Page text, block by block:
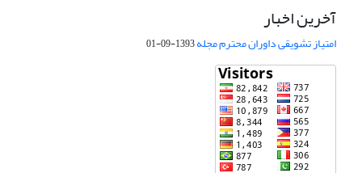
آخرین اخبار
امتیاز تشویقی داوران محترم مجله1393-09-01